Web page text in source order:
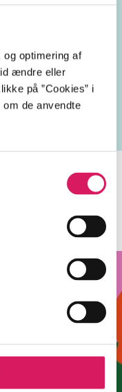
optimering af
ændre eller
på ”Cookies” i
de anvendte